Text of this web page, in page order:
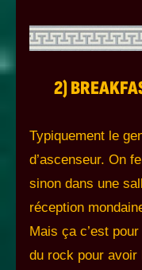
2)
Typiquement le
d’ascenseur. On
sinon dans une
réception
Mais ça c’est
du rock pour avoir